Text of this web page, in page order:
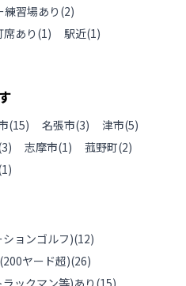
練習場あり(2)
あり (1) 駅近(1)
(15) 名張市(3) 津市(5)
3) 志摩市(1) 菰野町(2)
1)
ョンゴルフ)(12)
ヤード超)(26)